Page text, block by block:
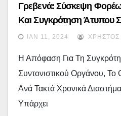
Γρεβενά: Σύσκεψη
Και Συγκρότηση Άτυπου
Με Στόχο Τη Καλή
Μπορούμε Περισσότερα»
ΙΑΝ 11, 2024 ΧΡΉΣΤΟΣ
Η Απόφαση Για Τη
Συντονιστικού Οργάνου, Το
Ανά Τακτά Χρονικά
Υπάρχει